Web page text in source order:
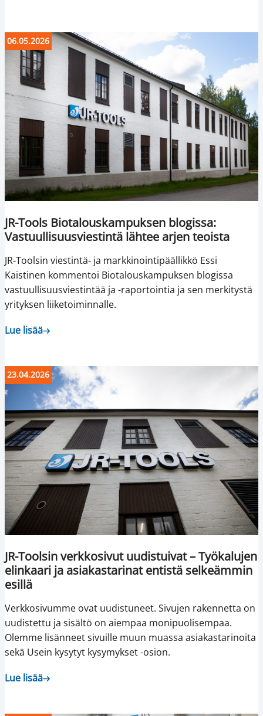
06.05.2026
JR-Tools Biotalouskampuksen blogissa:
Vastuullisuusviestintä lähtee arjen teoista
JR-Toolsin viestintä- ja markkinointipäällikkö Essi
Kaistinen kommentoi Biotalouskampuksen blogissa
vastuullisuusviestintää ja -raportointia ja sen merkitystä
yrityksen liiketoiminnalle.
Lue lisää
23.04.2026
JR-Toolsin verkkosivut uudistuivat – Työkalujen
elinkaari ja asiakastarinat entistä selkeämmin
esillä
Verkkosivumme ovat uudistuneet. Sivujen rakennetta on
uudistettu ja sisältö on aiempaa monipuolisempaa.
Olemme lisänneet sivuille muun muassa asiakastarinoita
sekä Usein kysytyt kysymykset -osion.
Lue lisää